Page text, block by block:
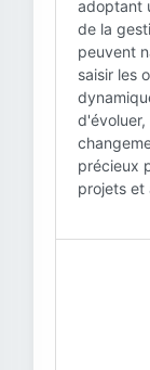
adoptant
de la
peuvent
saisir les
précieux
projets et